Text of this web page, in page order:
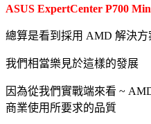
ASUS ExpertCenter P700
總算是看到採用 AMD 解決方
我們相當樂見於這樣的發展
因為從我們實戰端來看 ~
商業使用所要求的品質